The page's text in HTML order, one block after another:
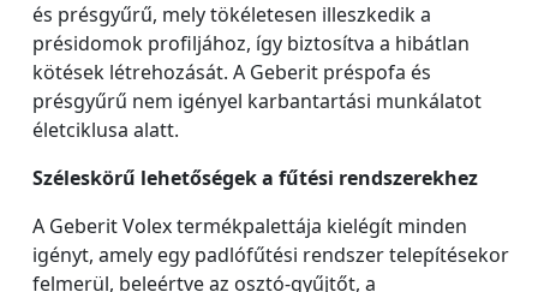
és présgyűrű, mely tökéletesen illeszkedik a
présidomok profiljához, így biztosítva a hibátlan
kötések létrehozását. A Geberit préspofa és
présgyűrű nem igényel karbantartási munkálatot
életciklusa alatt.
Széleskörű lehetőségek a fűtési rendszerekhez
A Geberit Volex termékpalettája kielégít minden
igényt, amely egy padlófűtési rendszer telepítésekor
felmerül, beleértve az osztó-gyűjtőt, a